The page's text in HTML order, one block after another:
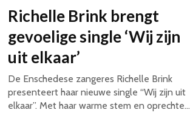
Richelle Brink brengt
gevoelige single ‘Wij zijn
uit elkaar’
De Enschedese zangeres Richelle Brink
presenteert haar nieuwe single “Wij zijn uit
elkaar”. Met haar warme stem en oprechte...